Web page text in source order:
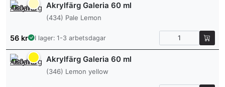
Akrylfärg Galeria 60 ml
(434) Pale Lemon
56 kr I lager: 1-3 arbetsdagar
Akrylfärg Galeria 60 ml
(346) Lemon yellow